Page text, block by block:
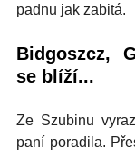
padnu jak zabitá.
Bidgoszcz,
se blíží...
Ze Szubinu
paní poradila.